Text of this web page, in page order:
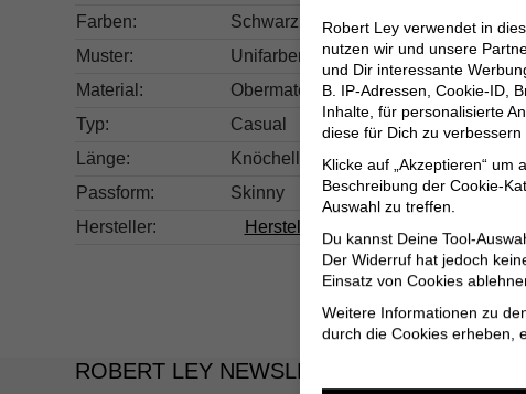
Farben:
Schwarz
Muster:
Unifarben
Material:
Obermaterial: 91% Modal, 8%
Typ:
Casual
Länge:
Knöchellang
Passform:
Skinny
Hersteller:
Herstellerinformationen
ROBERT LEY NEWSLETTER
Robert Ley verwendet in
nutzen wir und unsere
und Dir interessante
B. IP-Adressen, Cookie-ID,
Inhalte, für personalisierte
diese für Dich zu
Klicke auf „Akzeptieren“
Beschreibung der Cookie-
Auswahl zu treffen.
Du kannst Deine Tool-
Der Widerruf hat jedoch
Einsatz von Cookies
Weitere Informationen zu
durch die Cookies erheben,